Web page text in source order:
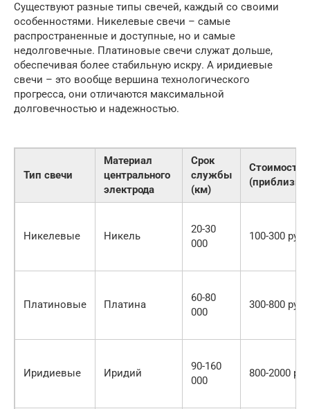
Существуют разные типы свечей, каждый со своими
особенностями. Никелевые свечи – самые
распространенные и доступные, но и самые
недолговечные. Платиновые свечи служат дольше,
обеспечивая более стабильную искру. А иридиевые
свечи – это вообще вершина технологического
прогресса, они отличаются максимальной
долговечностью и надежностью.
Тип свечи
Материал
центрального
электрода
Срок
службы
(км)
Стоимость
Никелевые Никель
20-30
000
100-300 руб.
Платиновые Платина
60-80
000
300-800 руб.
Иридиевые Иридий
90-160
000
800-2000